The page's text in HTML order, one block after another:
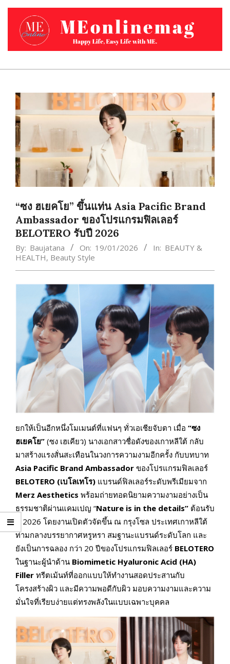
Skip
content
Primary
Menu
“ซง ฮเยคโย” ขึ้นแท่น Asia Pacific Brand
Ambassador ของโปรแกรมฟิลเลอร์
BELOTERO รับปี 2026
By: Baujatana On: 19/01/2026 In: BEAUTY &
HEALTH, Beauty Style
ยกให้เป็นอีกหนึ่งโมเมนต์ที่แฟนๆ ทั่วเอเชียจับตา เมื่อ “ซง
ฮเยคโย” (ซง เฮเคียว) นางเอกสาวชื่อดังของเกาหลีใต้ กลับ
มาสร้างแรงสั่นสะเทือนในวงการความงามอีกครั้ง กับบทบาท
Asia Pacific Brand Ambassador ของโปรแกรมฟิลเลอร์
BELOTERO (เบโลเทโร) แบรนด์ฟิลเลอร์ระดับพรีเมียมจาก
Merz Aesthetics พร้อมถ่ายทอดนิยามความงามอย่างเป็น
ธรรมชาติผ่านแคมเปญ “Nature is in the details” ต้อนรับ
ปี 2026 โดยงานเปิดตัวจัดขึ้น ณ กรุงโซล ประเทศเกาหลีใต้
ท่ามกลางบรรยากาศหรูหรา สมฐานะแบรนด์ระดับโลก และ
ยังเป็นการฉลอง กว่า 20 ปีของโปรแกรมฟิลเลอร์ BELOTERO
ในฐานะผู้นำด้าน Biomimetic Hyaluronic Acid (HA)
Filler ทรีตเม้นท์ที่ออกแบบให้ทำงานสอดประสานกับ
โครงสร้างผิว และมีความพอดีกับผิว มอบความงามและความ
มั่นใจที่เรียบง่ายแต่ทรงพลังในแบบเฉพาะบุคคล